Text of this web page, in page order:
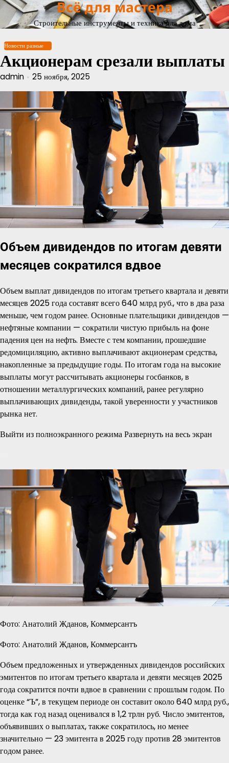
Перейти
содержимому
Всё для мастера
Строительные инструменты и техника для дома
Новости разные
Акционерам срезали выплаты
admin 25 ноября, 2025
Объем дивидендов по итогам девяти
месяцев сократился вдвое
Объем выплат дивидендов по итогам третьего квартала и девяти
месяцев 2025 года составят всего 640 млрд руб., что в два раза
меньше, чем годом ранее. Основные плательщики дивидендов —
нефтяные компании — сократили чистую прибыль на фоне
падения цен на нефть. Вместе с тем компании, прошедшие
редомициляцию, активно выплачивают акционерам средства,
накопленные за предыдущие годы. По итогам года на высокие
выплаты могут рассчитывать акционеры госбанков, в
отношении металлургических компаний, ранее регулярно
выплачивающих дивиденды, такой уверенности у участников
рынка нет.
Выйти из полноэкранного режима Развернуть на весь экран
Фото: Анатолий Жданов, Коммерсантъ
Фото: Анатолий Жданов, Коммерсантъ
Объем предложенных и утвержденных дивидендов российских
эмитентов по итогам третьего квартала и девяти месяцев 2025
года сократится почти вдвое в сравнении с прошлым годом. По
оценке “Ъ”, в текущем периоде он составит около 640 млрд руб.,
тогда как год назад оценивался в 1,2 трлн руб. Число эмитентов,
объявивших о выплатах, также сократилось, но менее
значительно — 23 эмитента в 2025 году против 28 эмитентов
годом ранее.